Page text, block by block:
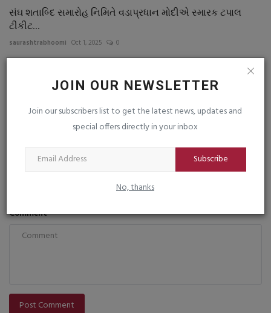
JOIN OUR NEWSLETTER
Join our subscribers list to get the latest news, updates and
special offers directly in your inbox
Subscribe
No, thanks
સંઘ શતાબ્દિ સમારોહ નિમિતે વડાપ્રધાન મોદીએ સ્મારક ટપાલ
ટીકીટ...
saurashtrabhoomi Oct 1, 2025 0
COMMENTS FACEBOOK COMMENTS
Name
Comment
Post Comment